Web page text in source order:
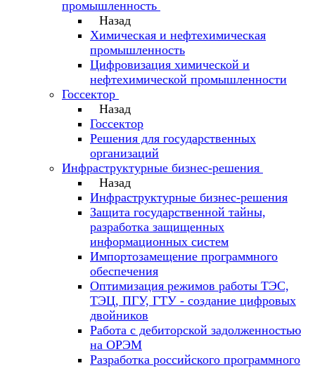
промышленность
Назад
Химическая и нефтехимическая
промышленность
Цифровизация химической и
нефтехимической промышленности
Госсектор
Назад
Госсектор
Решения для государственных
организаций
Инфраструктурные бизнес-решения
Назад
Инфраструктурные бизнес-решения
Защита государственной тайны,
разработка защищенных
информационных систем
Импортозамещение программного
обеспечения
Оптимизация режимов работы ТЭС,
ТЭЦ, ПГУ, ГТУ - создание цифровых
двойников
Работа с дебиторской задолженностью
на ОРЭМ
Разработка российского программного